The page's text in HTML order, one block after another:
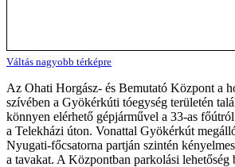
Váltás nagyobb térképre
Az Ohati Horgász- és Bemutató Központ a
szívében a Gyökérkúti tóegység területén
könnyen elérhető gépjárművel a 33-as
a Telekházi úton. Vonattal Gyökérkút
Nyugati-főcsatorna partján szintén
a tavakat. A Központban parkolási lehetőség